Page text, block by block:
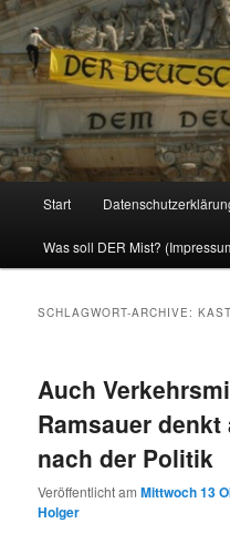
Reizzentrum
Politik, Wirtschaft, Soziales und
Zum
Inhalt
Zum
sekundären
Start
Was soll DER Mist?
SCHLAGWORT-ARCHIVE:
Auch
Ramsauer
nach der Politik
Veröffentlicht amMittwoch 13
Holger